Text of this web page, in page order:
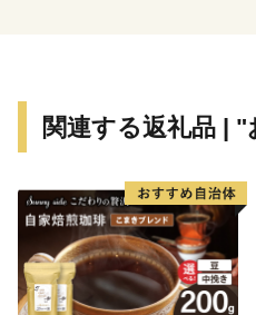
今後も適正かつ公正な運営
します。
関連する返礼品 |